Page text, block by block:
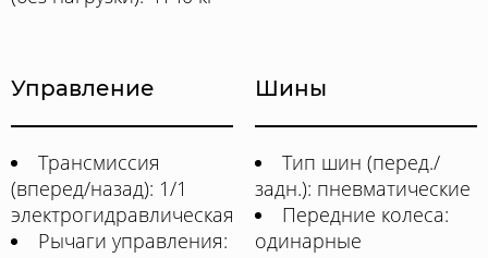
Управление
Трансмиссия
(вперед/назад): 1/1
электрогидравлическая
Рычаги управления:
Шины
Тип шин (перед./
задн.): пневматические
Передние колеса:
одинарные